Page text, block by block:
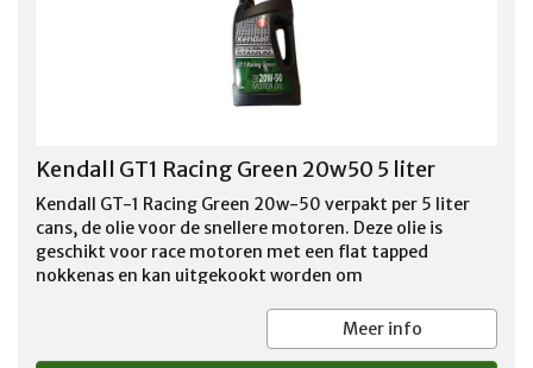
Kendall GT1 Racing Green 20w50 5 liter
Kendall GT-1 Racing Green 20w-50 verpakt per 5 liter
cans, de olie voor de snellere motoren. Deze olie is
geschikt voor race motoren met een flat tapped
nokkenas en kan uitgekookt worden om
Meer info